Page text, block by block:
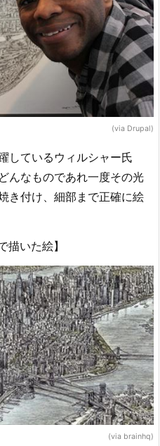
(via Drupal)
しているウィルシャー氏
んなものであれ一度その光
き付け、細部まで正確に絵
描いた絵】
(via brainhq)